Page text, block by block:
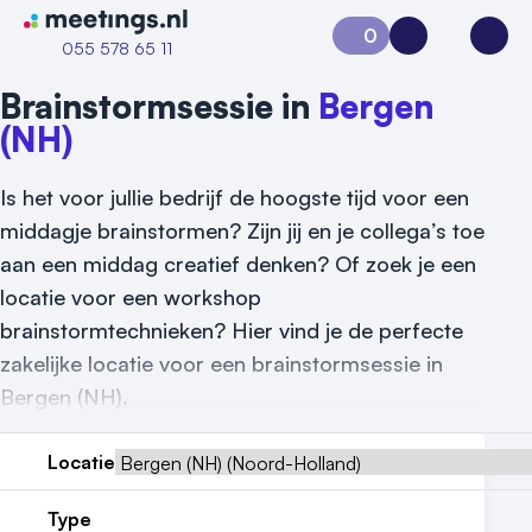
Naar home van Meetings
055 578 65 11
Vraag locatie aan
0
Aanvraag 0Inloggen
Brainstormsessie in Bergen
(NH)
Is het voor jullie bedrijf de hoogste tijd voor een
middagje brainstormen? Zijn jij en je collega’s toe
aan een middag creatief denken? Of zoek je een
locatie voor een workshop
brainstormtechnieken? Hier vind je de perfecte
zakelijke locatie voor een brainstormsessie in
Bergen (NH).
Locatie
Type